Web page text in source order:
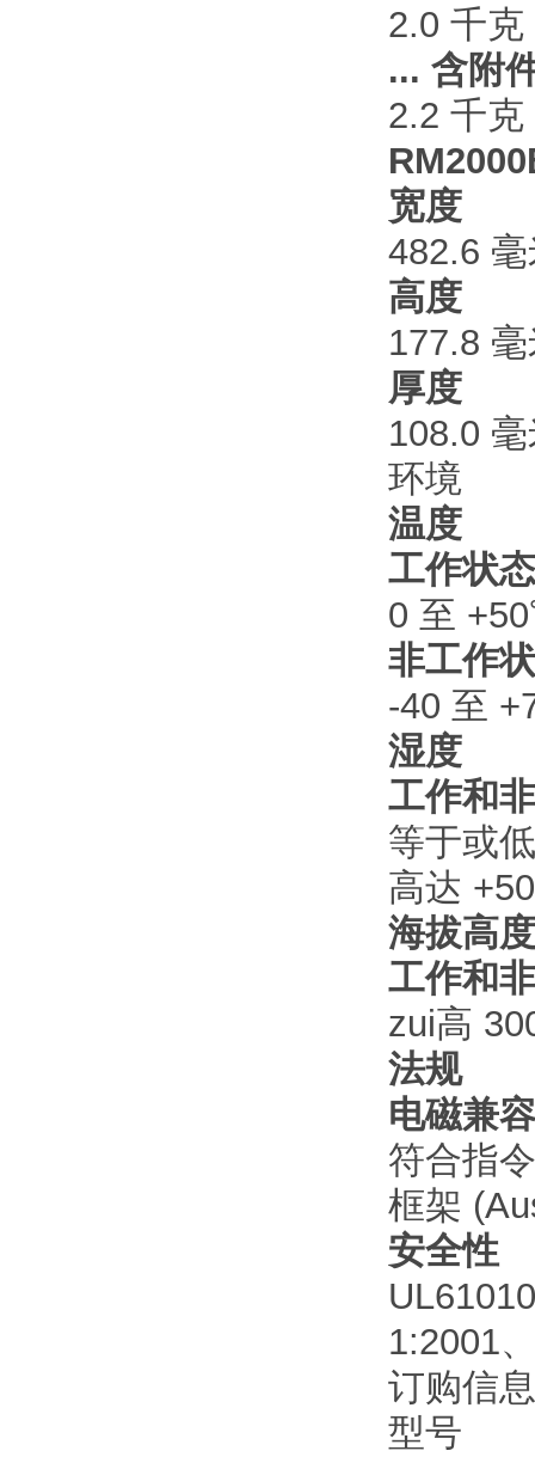
2.0 千
... 含附
2.2 千
宽度
482.6
高度
177.8
厚度
108.0
环境
温度
工作状态
0 至
非工作
-40 至
湿度
工作和
等于或
高达
海拔高度
工作和
zui高
法规
电磁兼
符合指
框架
安全性
1:2001
订购信息
型号